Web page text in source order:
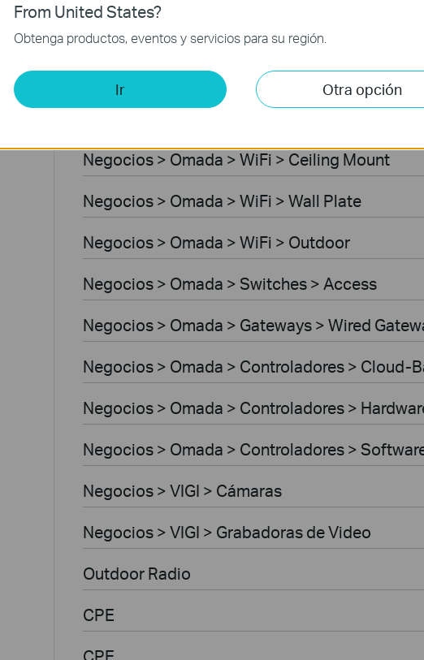
Hogar Inteligente > Cámaras Cloud
Hogar Inteligente > Enchufes inteligentes
Negocios > Omada > WiFi > Ceiling Mount
Negocios > Omada > WiFi > Wall Plate
Negocios > Omada > WiFi > Outdoor
Negocios > Omada > Switches > Access
Negocios > Omada > Gateways > Wired
Negocios > Omada > Controladores > Cloud-
Negocios > Omada > Controladores >
Negocios > Omada > Controladores >
Negocios > VIGI > Cámaras
Negocios > VIGI > Grabadoras de Video
Outdoor Radio
CPE
CPE
From United States?
Obtenga productos, eventos y servicios para su región.
Ir Otra opción